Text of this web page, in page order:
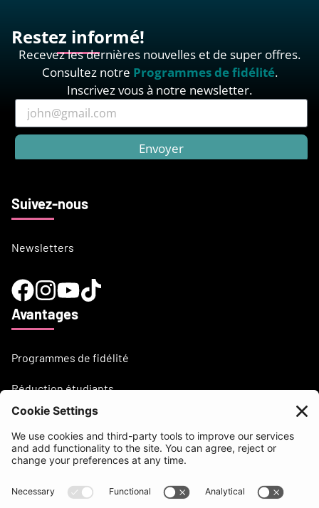
Restez informé!
Recevez les dernières nouvelles et de super offres.
Consultez notre Programmes de fidélité.
Inscrivez vous à notre newsletter.
Envoyer
Suivez-nous
Newsletters
Avantages
Programmes de fidélité
Réduction étudiants
Besoin d'aide?
support@beatsurfing.com
Base de connaissance